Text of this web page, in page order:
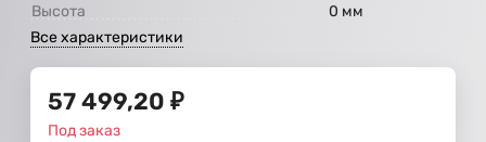
Высота
0 мм
Все характеристики
57 499,20 ₽
Под заказ